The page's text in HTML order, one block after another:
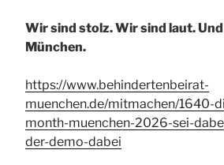
Wir sind stolz. Wir sind laut.
München.
https://www.behindertenbeirat-
muenchen.de/mitmachen/1640-
month-muenchen-2026-sei-
der-demo-dabei